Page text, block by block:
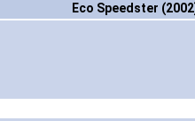
Eco Speedster